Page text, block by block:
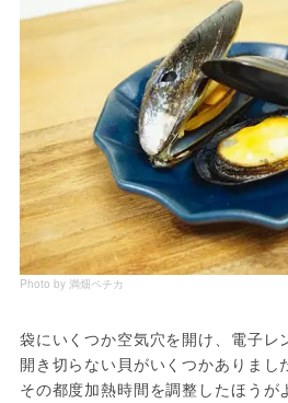
Photo by 満畑ペチカ
袋にいくつか空気穴を開け、電子レ
開き切らない貝がいくつかありまし
その都度加熱時間を調整したほうが